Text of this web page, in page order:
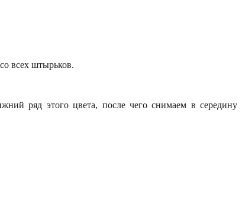
всех штырьков.
ряд этого цвета, после чего снимаем в середину